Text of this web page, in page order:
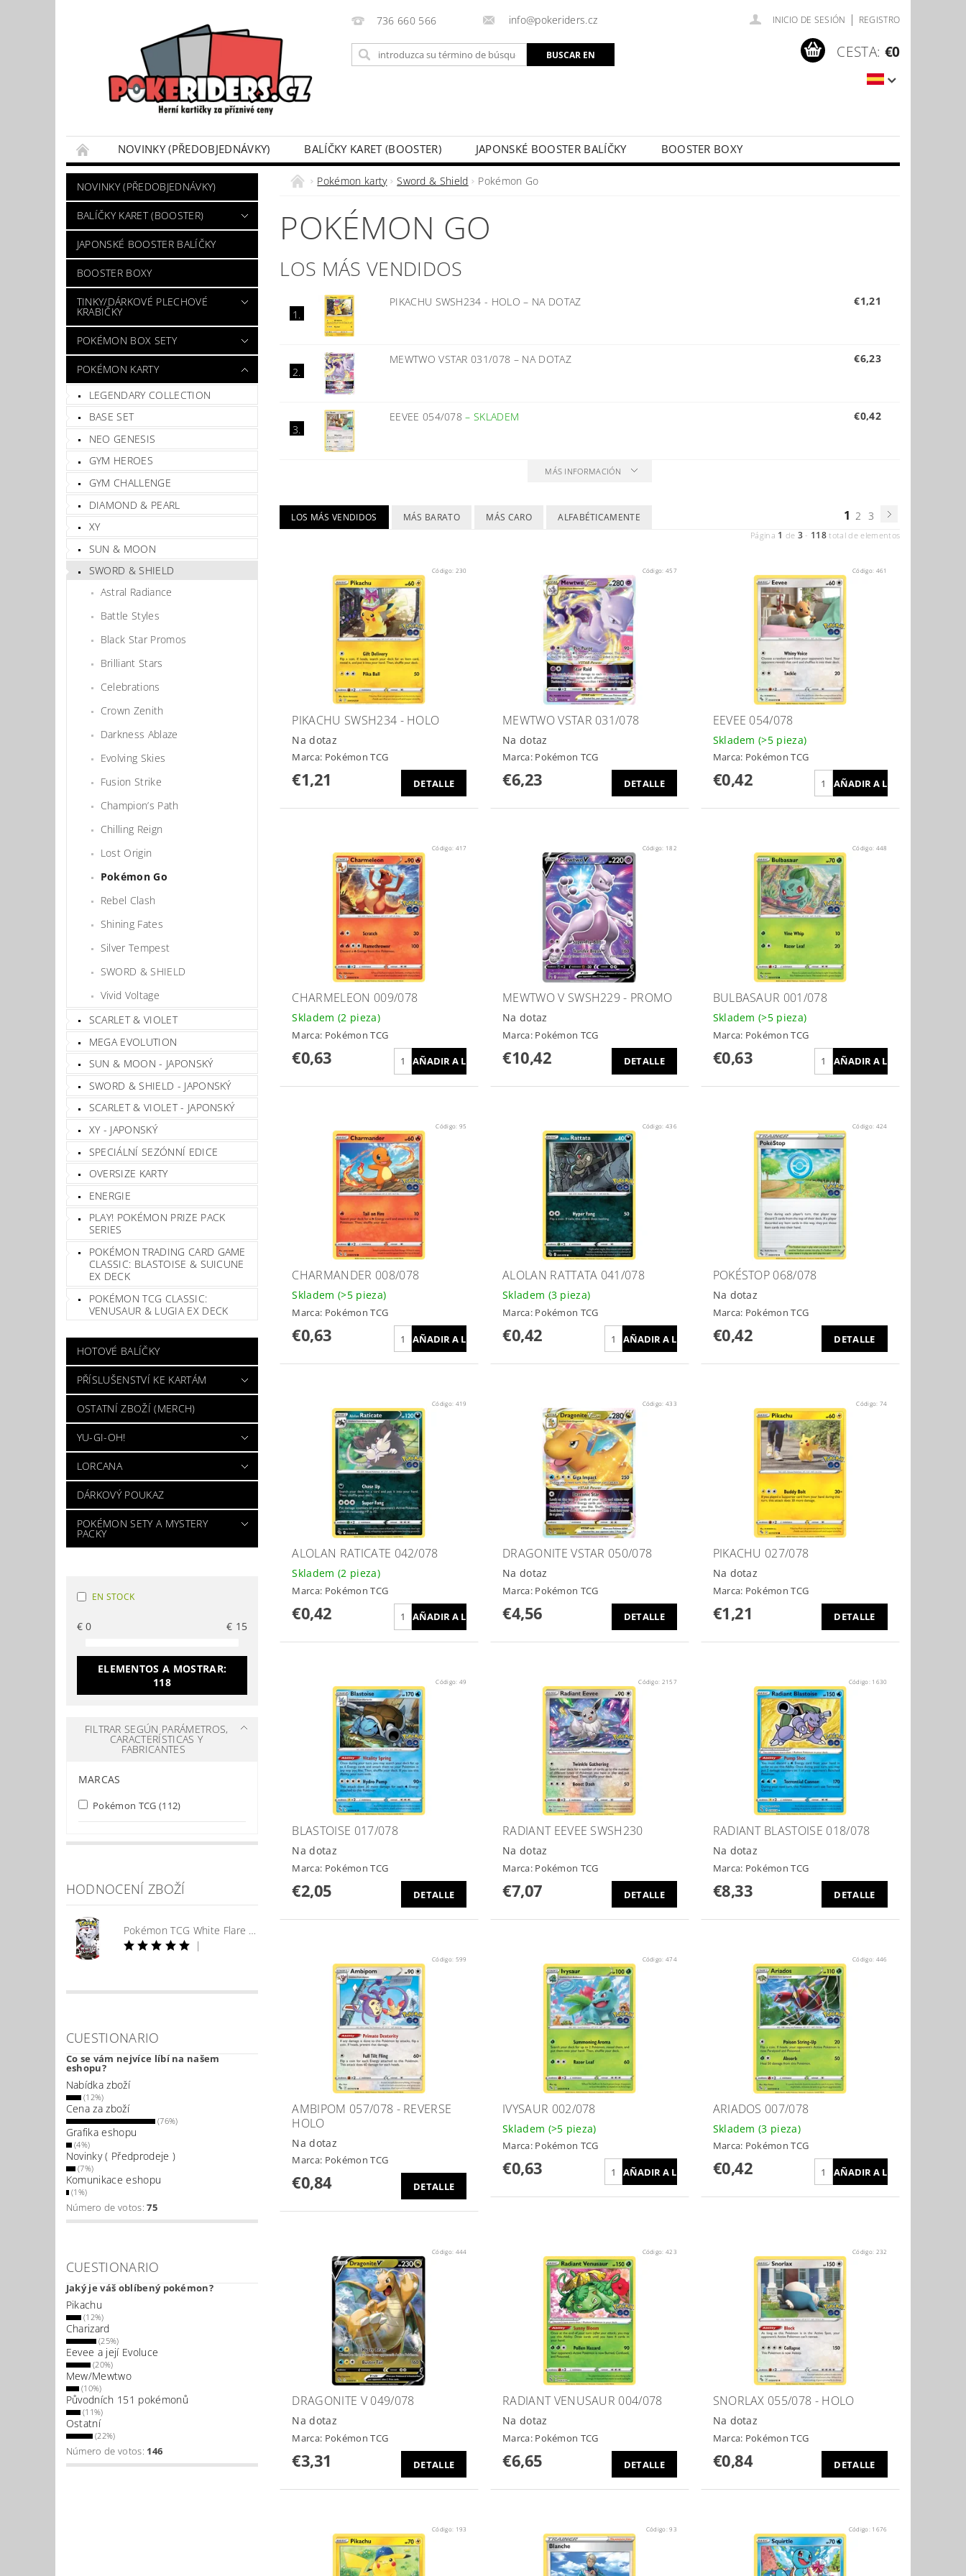
736 660 566 info@pokeriders.cz INICIO DE SESIÓN | REGISTRO
CESTA: €0
NOVINKY (PŘEDOBJEDNÁVKY) BALÍČKY KARET (BOOSTER) JAPONSKÉ BOOSTER BALÍČKY
BOOSTER BOXY
POKÉMON BOX SETY
TINKY/DÁRKOVÉ PLECHOVÉ KRABIČKY POKÉMON KARTY
VÝKUP POKÉMON KARET
DÁRKOVÝ POUKAZ
NOVINKY (PŘEDOBJEDNÁVKY)
BALÍČKY KARET (BOOSTER)
JAPONSKÉ BOOSTER BALÍČKY
BOOSTER BOXY
TINKY/DÁRKOVÉ PLECHOVÉ
KRABIČKY
POKÉMON BOX SETY
POKÉMON KARTY
LEGENDARY COLLECTION
BASE SET
NEO GENESIS
GYM HEROES
GYM CHALLENGE
DIAMOND & PEARL
XY
SUN & MOON
SWORD & SHIELD
Astral Radiance
Battle Styles
Black Star Promos
Brilliant Stars
Celebrations
Crown Zenith
Darkness Ablaze
Evolving Skies
Fusion Strike
Champion’s Path
Chilling Reign
Lost Origin
Pokémon Go
Rebel Clash
Shining Fates
Silver Tempest
SWORD & SHIELD
Vivid Voltage
SCARLET & VIOLET
MEGA EVOLUTION
SUN & MOON - JAPONSKÝ
SWORD & SHIELD - JAPONSKÝ
SCARLET & VIOLET - JAPONSKÝ
XY - JAPONSKÝ
SPECIÁLNÍ SEZÓNNÍ EDICE
OVERSIZE KARTY
ENERGIE
PLAY! POKÉMON PRIZE PACK
SERIES
POKÉMON TRADING CARD GAME
CLASSIC: BLASTOISE & SUICUNE
EX DECK
POKÉMON TCG CLASSIC:
VENUSAUR & LUGIA EX DECK
HOTOVÉ BALÍČKY
PŘÍSLUŠENSTVÍ KE KARTÁM
OSTATNÍ ZBOŽÍ (MERCH)
YU-GI-OH!
LORCANA
DÁRKOVÝ POUKAZ
POKÉMON SETY A MYSTERY
PACKY
EN STOCK
€0 € 15
ELEMENTOS A MOSTRAR:
118
FILTRAR SEGÚN PARÁMETROS,
CARACTERÍSTICAS Y
FABRICANTES
MARCAS
Pokémon TCG (112)
HODNOCENÍ ZBOŽÍ
Pokémon TCG White Flare Booster
|
CUESTIONARIO
Co se vám nejvíce líbí na našem
eshopu?
Nabídka zboží
(12%)
Cena za zboží
(76%)
Grafika eshopu
(4%)
Novinky ( Předprodeje )
(7%)
Komunikace eshopu
(1%)
Número de votos:75
CUESTIONARIO
Jaký je váš oblíbený pokémon?
Pikachu
(12%)
Charizard
(25%)
Eevee a její Evoluce
(20%)
Mew/Mewtwo
(10%)
Původních 151 pokémonů
(11%)
Ostatní
(22%)
Número de votos: 146
Pokémon karty Sword & Shield Pokémon Go
POKÉMON GO
LOS MÁS VENDIDOS
1.
PIKACHU SWSH234 - HOLO– NA DOTAZ €1,21
2.
MEWTWO VSTAR 031/078 – NA DOTAZ €6,23
3.
EEVEE 054/078–SKLADEM €0,42
MÁS INFORMACIÓN
LOS MÁS VENDIDOS MÁS BARATO MÁS CARO ALFABÉTICAMENTE 1 2 3
Página 1 de 3 - 118 total de elementos
Código: 230
PIKACHU SWSH234 - HOLO
Na dotaz
Marca: Pokémon TCG
€1,21 DETALLE
Código:457
MEWTWO VSTAR 031/078
Na dotaz
Marca: Pokémon TCG
€6,23 DETALLE
Código: 461
EEVEE 054/078
Skladem(>5 pieza)
Marca: Pokémon TCG
€0,42
Código: 417
CHARMELEON 009/078
Skladem (2 pieza)
Marca: Pokémon TCG
€0,63
Código: 182
MEWTWO V SWSH229 - PROMO
Na dotaz
Marca: Pokémon TCG
€10,42 DETALLE
Código: 448
BULBASAUR 001/078
Skladem(>5 pieza)
Marca: Pokémon TCG
€0,63
Código: 95
CHARMANDER 008/078
Skladem (>5 pieza)
Marca: Pokémon TCG
€0,63
Código:436
ALOLAN RATTATA 041/078
Skladem (3 pieza)
Marca: Pokémon TCG
€0,42
Código: 424
POKÉSTOP 068/078
Na dotaz
Marca: Pokémon TCG
€0,42 DETALLE
Código: 419
ALOLAN RATICATE 042/078
Skladem (2 pieza)
Marca: Pokémon TCG
€0,42
Código:433
DRAGONITE VSTAR 050/078
Na dotaz
Marca: Pokémon TCG
€4,56 DETALLE
Código: 74
PIKACHU 027/078
Na dotaz
Marca: Pokémon TCG
€1,21 DETALLE
Código: 49
BLASTOISE 017/078
Na dotaz
Marca: Pokémon TCG
€2,05 DETALLE
Código: 2157
RADIANT EEVEE SWSH230
Na dotaz
Marca: Pokémon TCG
€7,07 DETALLE
Código: 1630
RADIANT BLASTOISE 018/078
Na dotaz
Marca: Pokémon TCG
€8,33 DETALLE
Código: 599
AMBIPOM 057/078 - REVERSE
HOLO
Na dotaz
Marca: Pokémon TCG
€0,84 DETALLE
Código:474
IVYSAUR 002/078
Skladem (>5 pieza)
Marca: Pokémon TCG
€0,63
Código: 446
ARIADOS 007/078
Skladem(3 pieza)
Marca: Pokémon TCG
€0,42
Código: 444
DRAGONITE V 049/078
Na dotaz
Marca: Pokémon TCG
€3,31 DETALLE
Código:423
RADIANT VENUSAUR 004/078
Na dotaz
Marca: Pokémon TCG
€6,65 DETALLE
Código: 232
SNORLAX 055/078 - HOLO
Na dotaz
Marca: Pokémon TCG
€0,84 DETALLE
Código: 193 Código:93 Código: 1676